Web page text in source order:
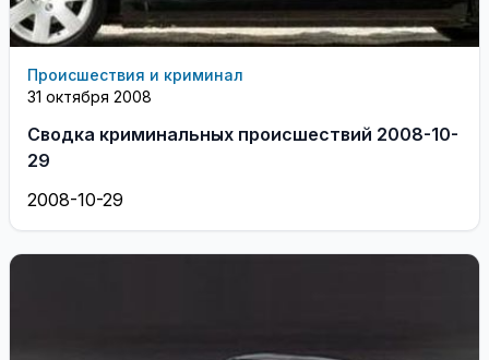
Происшествия и криминал
31 октября 2008
Сводка криминальных происшествий 2008-10-
29
2008-10-29